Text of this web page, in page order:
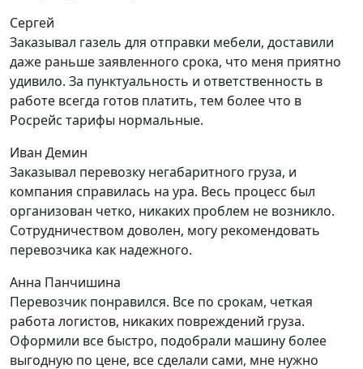
Сергей
Заказывал газель для отправки мебели, доставили
даже раньше заявленного срока, что меня приятно
удивило. За пунктуальность и ответственность в
работе всегда готов платить, тем более что в
Росрейс тарифы нормальные.
Иван Демин
Заказывал перевозку негабаритного груза, и
компания справилась на ура. Весь процесс был
организован четко, никаких проблем не возникло.
Сотрудничеством доволен, могу рекомендовать
перевозчика как надежного.
Анна Панчишина
Перевозчик понравился. Все по срокам, четкая
работа логистов, никаких повреждений груза.
Оформили все быстро, подобрали машину более
выгодную по цене, все сделали сами, мне нужно